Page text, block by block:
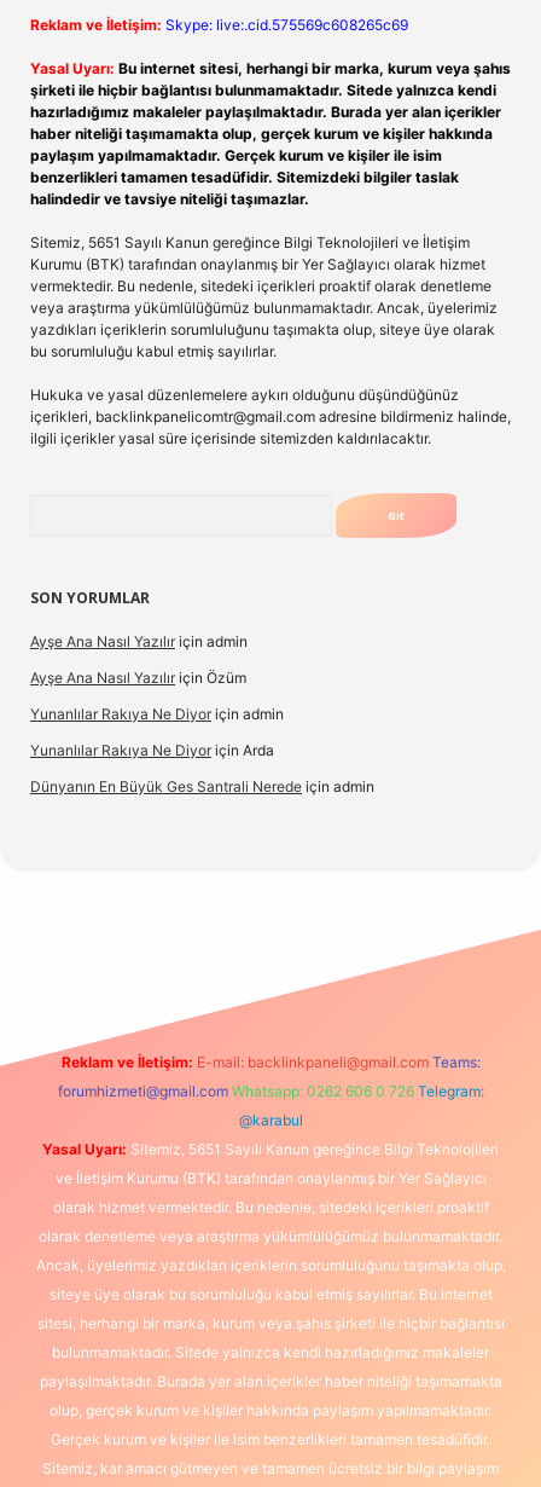
Reklam ve İletişim: Skype: live:.cid.575569c608265c69
Yasal Uyarı: Bu internet sitesi, herhangi bir marka, kurum veya şahıs
şirketi ile hiçbir bağlantısı bulunmamaktadır. Sitede yalnızca kendi
hazırladığımız makaleler paylaşılmaktadır. Burada yer alan içerikler
haber niteliği taşımamakta olup, gerçek kurum ve kişiler hakkında
paylaşım yapılmamaktadır. Gerçek kurum ve kişiler ile isim
benzerlikleri tamamen tesadüfidir. Sitemizdeki bilgiler taslak
halindedir ve tavsiye niteliği taşımazlar.
Sitemiz, 5651 Sayılı Kanun gereğince Bilgi Teknolojileri ve İletişim
Kurumu (BTK) tarafından onaylanmış bir Yer Sağlayıcı olarak hizmet
vermektedir. Bu nedenle, sitedeki içerikleri proaktif olarak denetleme
veya araştırma yükümlülüğümüz bulunmamaktadır. Ancak, üyelerimiz
yazdıkları içeriklerin sorumluluğunu taşımakta olup, siteye üye olarak
bu sorumluluğu kabul etmiş sayılırlar.
Hukuka ve yasal düzenlemelere aykırı olduğunu düşündüğünüz
içerikleri, backlinkpanelicomtr@gmail.com adresine bildirmeniz halinde,
ilgili içerikler yasal süre içerisinde sitemizden kaldırılacaktır.
SON YORUMLAR
Ayşe Ana Nasıl Yazılır için admin
Ayşe Ana Nasıl Yazılır için Özüm
Yunanlılar Rakıya Ne Diyor için admin
Yunanlılar Rakıya Ne Diyor için Arda
Dünyanın En Büyük Ges Santrali Nerede için admin
Reklam ve İletişim: E-mail: backlinkpaneli@gmail.com Teams:
forumhizmeti@gmail.com Whatsapp: 0262 606 0 726 Telegram:
@karabul
Yasal Uyarı: Sitemiz, 5651 Sayılı Kanun gereğince Bilgi Teknolojileri
ve İletişim Kurumu (BTK) tarafından onaylanmış bir Yer Sağlayıcı
olarak hizmet vermektedir. Bu nedenle, sitedeki içerikleri proaktif
olarak denetleme veya araştırma yükümlülüğümüz bulunmamaktadır.
Ancak, üyelerimiz yazdıkları içeriklerin sorumluluğunu taşımakta olup,
siteye üye olarak bu sorumluluğu kabul etmiş sayılırlar. Bu internet
sitesi, herhangi bir marka, kurum veya şahıs şirketi ile hiçbir bağlantısı
bulunmamaktadır. Sitede yalnızca kendi hazırladığımız makaleler
paylaşılmaktadır. Burada yer alan içerikler haber niteliği taşımamakta
olup, gerçek kurum ve kişiler hakkında paylaşım yapılmamaktadır.
Gerçek kurum ve kişiler ile isim benzerlikleri tamamen tesadüfidir.
Sitemiz, kar amacı gütmeyen ve tamamen ücretsiz bir bilgi paylaşım